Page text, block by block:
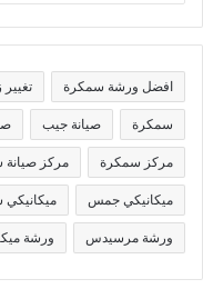
ص
ن
ف
ا
افضل ورشة سمكرة
سمكرة صيانة جيب
مركز سمكرة مركز صيانة
ميكانيكي جمس ميكانيكي
ورشة مرسيدس ورشة